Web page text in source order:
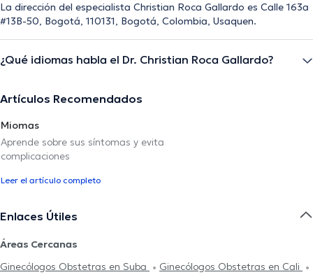
La dirección del especialista Christian Roca Gallardo es Calle 163a
#13B-50, Bogotá, 110131, Bogotá, Colombia, Usaquen.
¿Qué idiomas habla el Dr. Christian Roca Gallardo?
Artículos Recomendados
Miomas
Aprende sobre sus síntomas y evita
complicaciones
Leer el artículo completo
Enlaces Útiles
Áreas Cercanas
Ginecólogos Obstetras en Suba
Ginecólogos Obstetras en Cali